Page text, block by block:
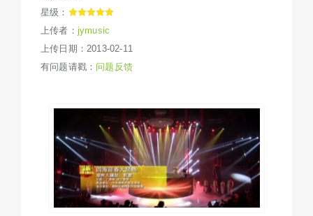
星级：
上传者： jymusic
上传日期：2013-02-11
有问题请戳： 问题反馈